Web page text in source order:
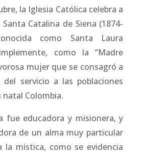
la Iglesia Católica celebra a
Catalina de Siena (1874-
como Santa Laura
como la “Madre
mujer que se consagró a
servicio a las poblaciones
Colombia.
fue educadora y misionera, y
de un alma muy particular
la mística, como se evidencia